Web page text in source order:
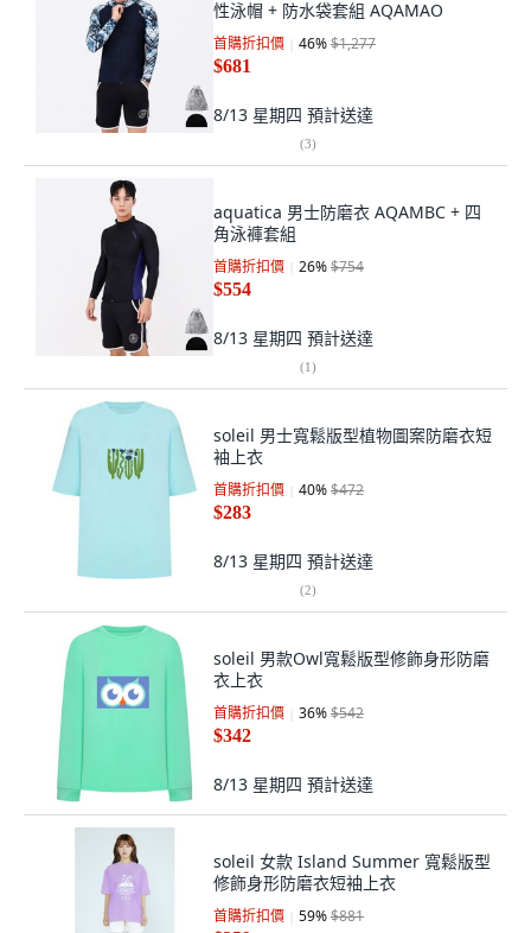
性泳帽 + 防水袋套組 AQAMAO
首購折扣價 46%$1,277
$681
8/13 星期四 預計送達
(3)
aquatica 男士防磨衣 AQAMBC + 四
角泳褲套組
首購折扣價 26%$754
$554
8/13 星期四 預計送達
(1)
soleil 男士寬鬆版型植物圖案防磨衣短
袖上衣
首購折扣價 40%$472
$283
8/13 星期四 預計送達
(2)
soleil 男款Owl寬鬆版型修飾身形防磨
衣上衣
首購折扣價 36%$542
$342
8/13 星期四 預計送達
soleil 女款 Island Summer 寬鬆版型
修飾身形防磨衣短袖上衣
首購折扣價 59%$881